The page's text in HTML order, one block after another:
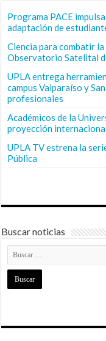
Programa PACE
adaptación de
Ciencia para combatir
Observatorio Satelital
UPLA entrega
campus Valparaíso y
profesionales
Académicos de la
proyección
UPLA TV estrena la
Pública
Buscar noticias